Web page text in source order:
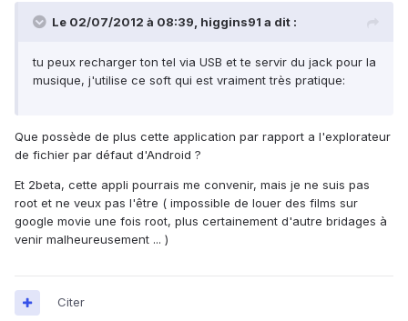
Le 02/07/2012 à 08:39, higgins91 a dit :
tu peux recharger ton tel via USB et te servir du jack pour la
musique, j'utilise ce soft qui est vraiment très pratique:
Que possède de plus cette application par rapport a l'explorateur
de fichier par défaut d'Android ?
Et 2beta, cette appli pourrais me convenir, mais je ne suis pas
root et ne veux pas l'être ( impossible de louer des films sur
google movie une fois root, plus certainement d'autre bridages à
venir malheureusement ... )
Citer